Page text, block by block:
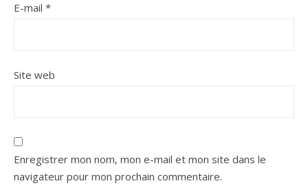
E-mail *
Site web
Enregistrer mon nom, mon e-mail et mon site dans le
navigateur pour mon prochain commentaire.